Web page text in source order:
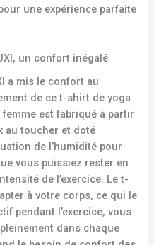
une expérience parfaite
un confort inégalé
a mis le confort au
de ce t-shirt de yoga
est fabriqué à partir
au toucher et doté
de l’humidité pour
vous puissiez rester en
de l’exercice. Le t-
à votre corps, ce qui le
pendant l’exercice, vous
dans chaque